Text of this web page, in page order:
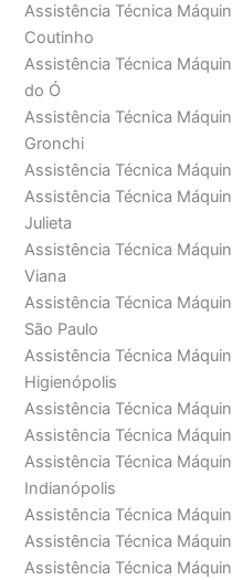
Assistência Técnica
Coutinho
Assistência Técnica
do Ó
Assistência Técnica
Gronchi
Assistência Técnica
Assistência Técnica
Julieta
Assistência Técnica
Viana
Assistência Técnica
São Paulo
Assistência Técnica
Higienópolis
Assistência Técnica
Assistência Técnica
Assistência Técnica
Indianópolis
Assistência Técnica
Assistência Técnica
Assistência Técnica